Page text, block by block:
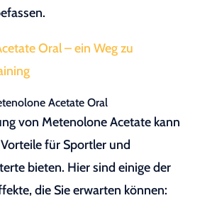
Oral – ein Weg zu
Acetate Oral
von Metenolone Acetate kann
für Sportler und
bieten. Hier sind einige der
die Sie erwarten können: